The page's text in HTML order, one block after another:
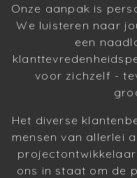
Onze aanpak is
We luisteren naar
een
voor zichzelf -
Het diverse
mensen van allerlei
ons in staat om de